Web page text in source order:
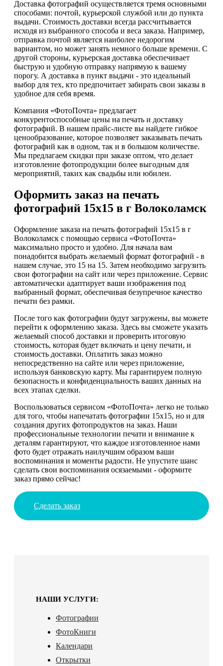
Доставка фотографий осуществляется тремя основными
способами: почтой, курьерской службой или до пункта
выдачи. Стоимость доставки всегда рассчитывается
исходя из выбранного способа и веса заказа. Например,
отправка почтой является наиболее недорогим
вариантом, но может занять немного больше времени. С
другой стороны, курьерская доставка обеспечивает
быструю и удобную отправку напрямую к вашему
порогу. А доставка в пункт выдачи - это идеальный
выбор для тех, кто предпочитает забирать свои заказы в
удобное для себя время.
Компания «ФотоПочта» предлагает
конкурентоспособные цены на печать и доставку
фотографий. В нашем прайс-листе вы найдете гибкое
ценообразование, которое позволяет заказывать печать
фотографий как в одном, так и в большом количестве.
Мы предлагаем скидки при заказе оптом, что делает
изготовление фотопродукции более выгодным для
мероприятий, таких как свадьбы или юбилеи.
Оформить заказ на печать
фотографий 15х15 в г Волоколамск
Оформление заказа на печать фотографий 15х15 в г
Волоколамск с помощью сервиса «ФотоПочта»
максимально просто и удобно. Для начала вам
понадобится выбрать желаемый формат фотографий - в
нашем случае, это 15 на 15. Затем необходимо загрузить
свои фотографии на сайт или через приложение. Сервис
автоматически адаптирует ваши изображения под
выбранный формат, обеспечивая безупречное качество
печати без рамки.
После того как фотографии будут загружены, вы можете
перейти к оформлению заказа. Здесь вы сможете указать
желаемый способ доставки и проверить итоговую
стоимость, которая будет включать и цену печати, и
стоимость доставки. Оплатить заказ можно
непосредственно на сайте или через приложение,
используя банковскую карту. Мы гарантируем полную
безопасность и конфиденциальность ваших данных на
всех этапах сделки.
Воспользоваться сервисом «ФотоПочта» легко не только
для того, чтобы напечатать фотографии 15х15, но и для
создания других фотопродуктов на заказ. Наши
профессиональные технологии печати и внимание к
деталям гарантируют, что каждое изготовленное нами
фото будет отражать наилучшим образом ваши
воспоминания и моменты радости. Не упустите шанс
сделать свои воспоминания осязаемыми - оформите
заказ прямо сейчас!
Сделать заказ
НАШИ УСЛУГИ:
Фотографии
ФотоКниги
Календари
Открытки